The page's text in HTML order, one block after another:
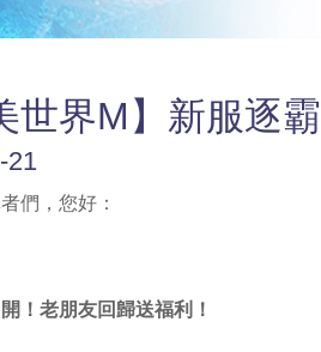
世界M】新服逐
21
們，您好：
！老朋友回歸送福利！